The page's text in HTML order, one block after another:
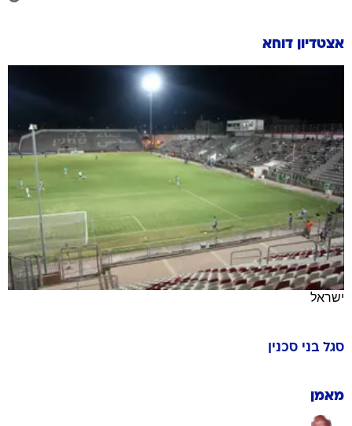
אצטדיון דוחא
ישראל
סגל בני סכנין
מאמן